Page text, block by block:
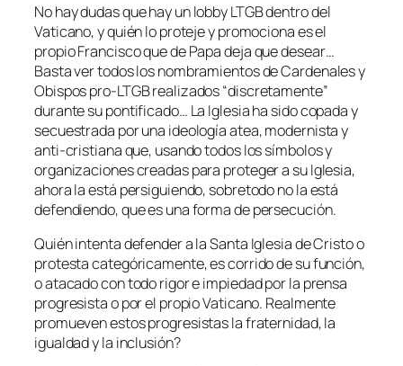
No hay dudas que hay un lobby LTGB dentro del
Vaticano, y quién lo proteje y promociona es el
propio Francisco que de Papa deja que desear…
Basta ver todos los nombramientos de Cardenales y
Obispos pro-LTGB realizados “discretamente”
durante su pontificado… La Iglesia ha sido copada y
secuestrada por una ideología atea, modernista y
anti-cristiana que, usando todos los símbolos y
organizaciones creadas para proteger a su Iglesia,
ahora la está persiguiendo, sobretodo no la está
defendiendo, que es una forma de persecución.
Quién intenta defender a la Santa Iglesia de Cristo o
protesta categóricamente, es corrido de su función,
o atacado con todo rigor e impiedad por la prensa
progresista o por el propio Vaticano. Realmente
promueven estos progresistas la fraternidad, la
igualdad y la inclusión?